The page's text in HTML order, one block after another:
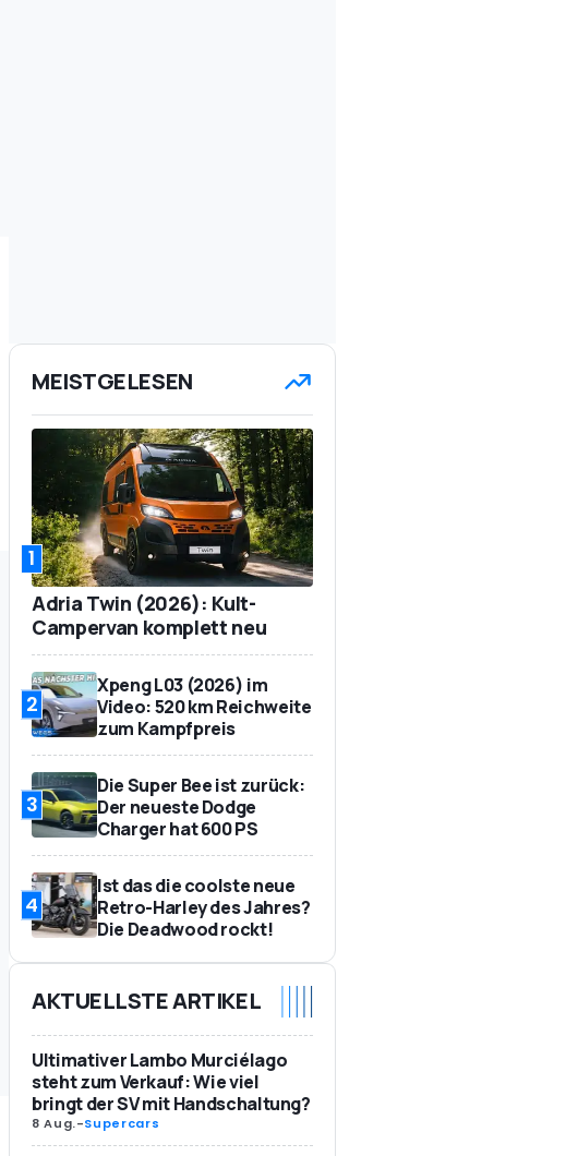
MEISTGELESEN
1
Adria Twin (2026): Kult-
Campervan komplett neu
2
Xpeng L03 (2026) im
Video: 520 km Reichweite
zum Kampfpreis
3
Die Super Bee ist zurück:
Der neueste Dodge
Charger hat 600 PS
4
Ist das die coolste neue
Retro-Harley des Jahres?
Die Deadwood rockt!
AKTUELLSTE ARTIKEL
Ultimativer Lambo Murciélago
steht zum Verkauf: Wie viel
bringt der SV mit Handschaltung?
8 Aug.-Supercars